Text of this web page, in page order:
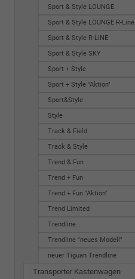
Sport & Style LOUNGE
Sport & Style LOUNGE R-Line
Sport & Style R-LINE
Sport & Style SKY
Sport + Style
Sport + Style "Aktion"
Sport&Style
Style
Track & Field
Track & Style
Trend & Fun
Trend + Fun
Trend + Fun "Aktion"
Trend Limited
Trendline
Trendline "neues Modell"
neuer Tiguan Trendline
Transporter Kastenwagen